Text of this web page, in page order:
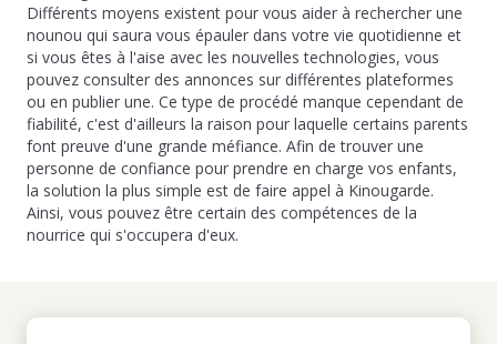
Différents moyens existent pour vous aider à rechercher une
nounou qui saura vous épauler dans votre vie quotidienne et
si vous êtes à l'aise avec les nouvelles technologies, vous
pouvez consulter des annonces sur différentes plateformes
ou en publier une. Ce type de procédé manque cependant de
fiabilité, c'est d'ailleurs la raison pour laquelle certains parents
font preuve d'une grande méfiance. Afin de trouver une
personne de confiance pour prendre en charge vos enfants,
la solution la plus simple est de faire appel à Kinougarde.
Ainsi, vous pouvez être certain des compétences de la
nourrice qui s'occupera d'eux.